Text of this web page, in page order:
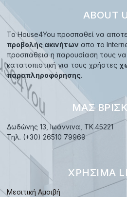
ABOUT
Το House4You προσπαθεί να
προβολής ακινήτων απο το
προσπάθεια η παρουσίαση τους να
κατατοπιστική για τους χρήστες
παραπληροφόρησης.
ΜΑΣ
Δωδώνης 13, Ιωάννινα, TK.45221
Τηλ. (+30) 26510 79969
ΧΡΉΣΙΜΑ
Μεσιτική Αμοιβή